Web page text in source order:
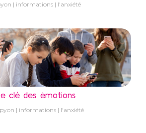
informations l'anxiété
clé des émotions
informations l'anxiété